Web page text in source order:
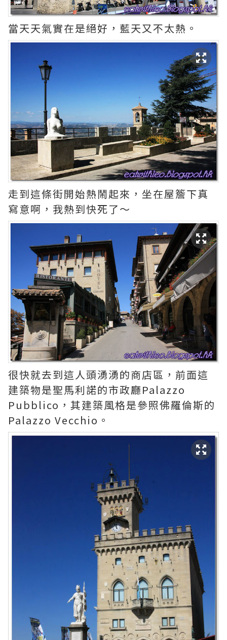
當天天氣實在是絕好，藍天又不太熱。
走到這條街開始熱鬧起來，坐在屋簷下真
寫意啊，我熱到快死了～
很快就去到這人頭湧湧的商店區，前面這
建築物是聖馬利諾的市政廳Palazzo
Pubblico，其建築風格是參照佛羅倫斯的
Palazzo Vecchio。